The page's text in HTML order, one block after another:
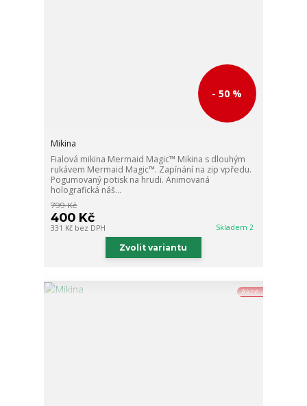
- 50 %
Mikina
Fialová mikina Mermaid Magic™ Mikina s dlouhým
rukávem Mermaid Magic™. Zapínání na zip vpředu.
Pogumovaný potisk na hrudi. Animovaná
holografická náš...
799 Kč
400 Kč
331 Kč bez DPH Skladem 2
Zvolit variantu
Akce